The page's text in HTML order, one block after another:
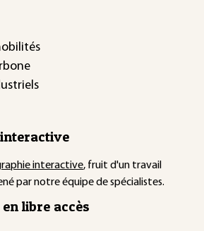
interactive, fruit d'un travail
par notre équipe de spécialistes.
libre accès